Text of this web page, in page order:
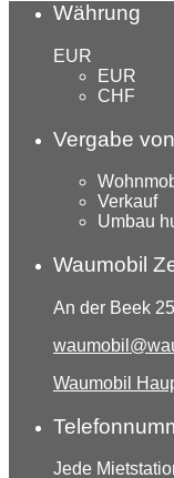
Währung
EUR
EUR
CHF
Vergabe
Verkauf
Umbau
Waumobil
An der Beek
Waumobil
Jede